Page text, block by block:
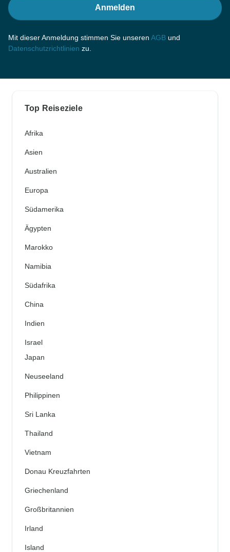
Anmelden
Mit dieser Anmeldung stimmen Sie unseren AGB und
Datenschutzrichtlinien zu.
Top Reiseziele
Afrika
Asien
Australien
Europa
Südamerika
Ägypten
Marokko
Namibia
Südafrika
China
Indien
Israel
Japan
Neuseeland
Philippinen
Sri Lanka
Thailand
Vietnam
Donau Kreuzfahrten
Griechenland
Großbritannien
Irland
Island